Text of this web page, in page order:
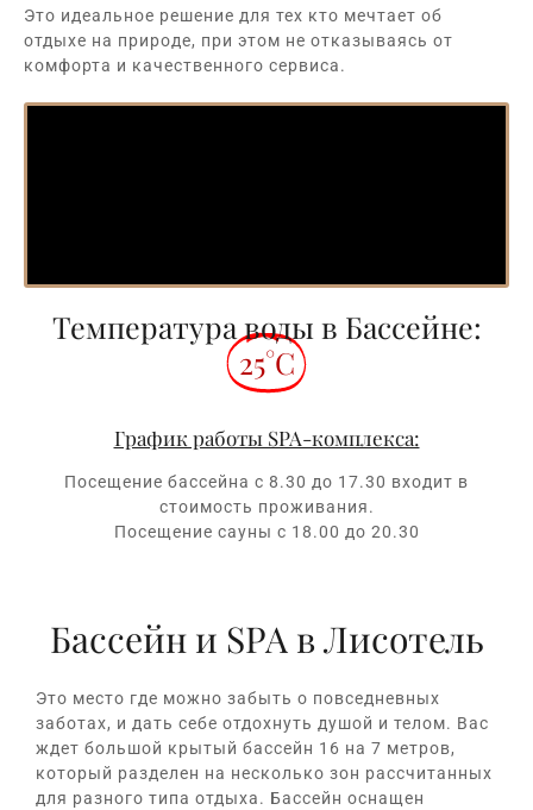
Это идеальное решение для тех кто мечтает об
отдыхе на природе, при этом не отказываясь от
комфорта и качественного сервиса.
Температура воды в Бассейне:
25°C
График работы SPA-комплекса:
Посещение бассейна с 8.30 до 17.30 входит в
стоимость проживания.
Посещение сауны с 18.00 до 20.30
Бассейн и SPA в Лисотель
Это место где можно забыть о повседневных
заботах, и дать себе отдохнуть душой и телом. Вас
ждет большой крытый бассейн 16 на 7 метров,
который разделен на несколько зон рассчитанных
для разного типа отдыха. Бассейн оснащен